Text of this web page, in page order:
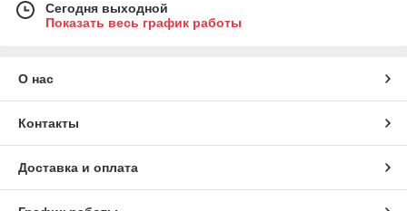
Сегодня выходной
Показать весь график работы
О нас
Контакты
Доставка и оплата